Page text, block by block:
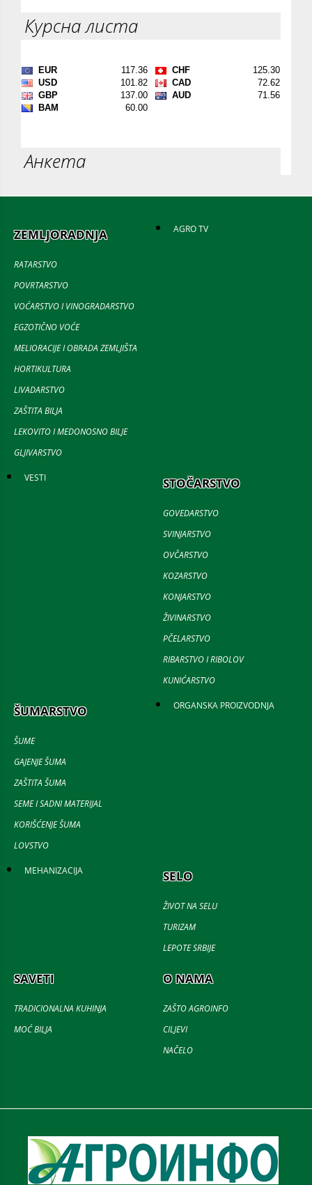
Курсна листа
Анкета
ZEMLJORADNJA
RATARSTVO
POVRTARSTVO
VOĆARSTVO I VINOGRADARSTVO
EGZOTIČNO VOĆE
MELIORACIJE I OBRADA ZEMLJIŠTA
HORTIKULTURA
LIVADARSTVO
ZAŠTITA BILJA
LEKOVITO I MEDONOSNO BILJE
GLJIVARSTVO
AGRO TV
VESTI STOČARSTVO
GOVEDARSTVO
SVINJARSTVO
OVČARSTVO
KOZARSTVO
KONJARSTVO
ŽIVINARSTVO
PČELARSTVO
RIBARSTVO I RIBOLOV
KUNIĆARSTVO
ŠUMARSTVO
ŠUME
GAJENJE ŠUMA
ZAŠTITA ŠUMA
SEME I SADNI MATERIJAL
KORIŠĆENJE ŠUMA
LOVSTVO
ORGANSKA PROIZVODNJA
MEHANIZACIJA SELO
ŽIVOT NA SELU
TURIZAM
LEPOTE SRBIJE
SAVETI
TRADICIONALNA KUHINJA
MOĆ BILJA
O NAMA
ZAŠTO AGROINFO
CILJEVI
NAČELO